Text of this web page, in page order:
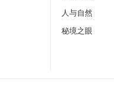
人与自然
秘境之眼